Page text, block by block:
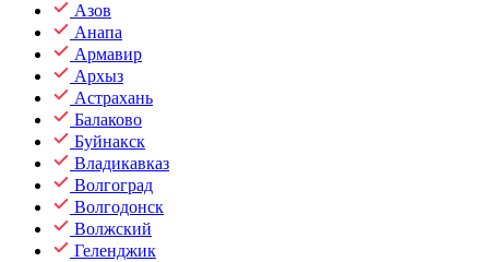
Азов
Анапа
Армавир
Архыз
Астрахань
Балаково
Буйнакск
Владикавказ
Волгоград
Волгодонск
Волжский
Геленджик